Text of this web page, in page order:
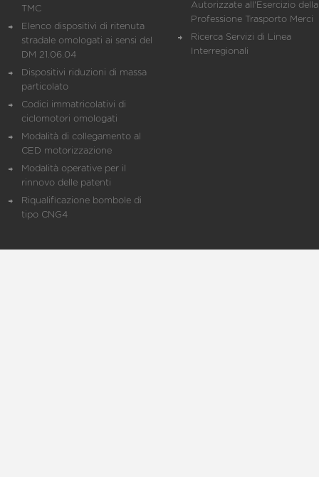
TMC
Elenco dispositivi di ritenuta
stradale omologati ai sensi del
DM 21.06.04
Dispositivi riduzioni di massa
particolato
Codici immatricolativi di
ciclomotori omologati
Modalità di collegamento al
CED motorizzazione
Modalità operative per il
rinnovo delle patenti
Riqualificazione bombole di
tipo CNG4
Autorizzate all'Esercizio della
Professione Trasporto Merci
Ricerca Servizi di Linea
Interregionali